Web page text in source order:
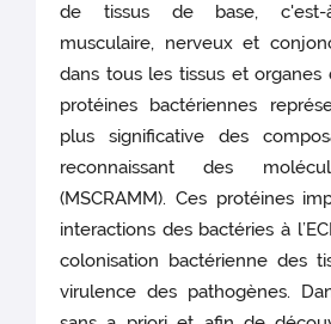
de tissus de base, c'est-
musculaire, nerveux et
dans tous les tissus et organes
protéines bactériennes
plus significative des
reconnaissant des
(MSCRAMM). Ces protéines
interactions des bactéries à
colonisation bactérienne des
virulence des pathogènes.